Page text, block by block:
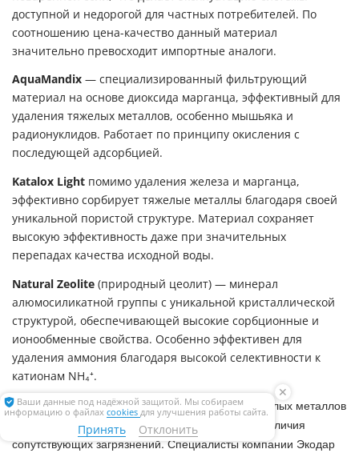
доступной и недорогой для частных потребителей. По
соотношению цена-качество данный материал
значительно превосходит импортные аналоги.
AquaMandix — специализированный фильтрующий
материал на основе диоксида марганца, эффективный для
удаления тяжелых металлов, особенно мышьяка и
радионуклидов. Работает по принципу окисления с
последующей адсорбцией.
Katalox Light помимо удаления железа и марганца,
эффективно сорбирует тяжелые металлы благодаря своей
уникальной пористой структуре. Материал сохраняет
высокую эффективность даже при значительных
перепадах качества исходной воды.
Natural Zeolite (природный цеолит) — минерал
алюмосиликатной группы с уникальной кристаллической
структурой, обеспечивающей высокие сорбционные и
ионообменные свойства. Особенно эффективен для
удаления аммония благодаря высокой селективности к
катионам NH₄⁺.
Выбор материала для удаления аммония и тяжелых металлов
зависит от их концентрации в исходной воде и наличия
сопутствующих загрязнений. Специалисты компании Экодар
Ваши данные под надёжной защитой. Мы собираем
информацию о файлах cookies для улучшения работы сайта.
Принять Отклонить
✕